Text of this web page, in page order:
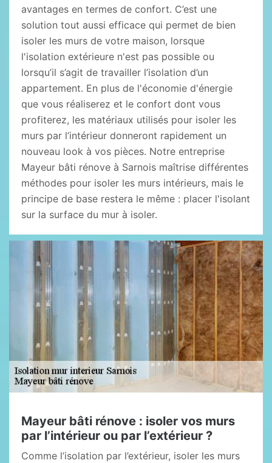
avantages en termes de confort. C’est une
solution tout aussi efficace qui permet de bien
isoler les murs de votre maison, lorsque
l'isolation extérieure n'est pas possible ou
lorsqu’il s’agit de travailler l’isolation d’un
appartement. En plus de l'économie d'énergie
que vous réaliserez et le confort dont vous
profiterez, les matériaux utilisés pour isoler les
murs par l’intérieur donneront rapidement un
nouveau look à vos pièces. Notre entreprise
Mayeur bâti rénove à Sarnois maîtrise différentes
méthodes pour isoler les murs intérieurs, mais le
principe de base restera le même : placer l'isolant
sur la surface du mur à isoler.
Mayeur bâti rénove : isoler vos murs
par l’intérieur ou par l’extérieur ?
Comme l’isolation par l’extérieur, isoler les murs